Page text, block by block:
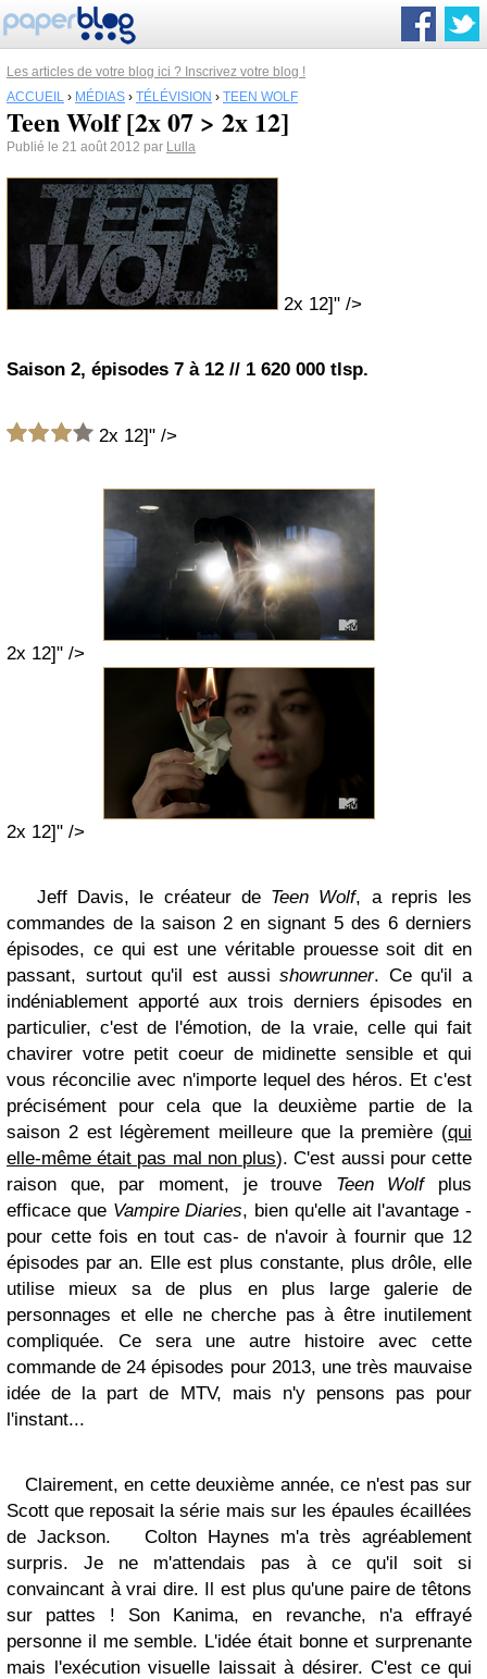
Les articles de votre blog ici ? Inscrivez votre blog !
ACCUEIL › MÉDIAS › TÉLÉVISION › TEEN WOLF
Teen Wolf [2x 07 > 2x 12]
Publié le 21 août 2012 par Lulla
2x 12]" />
Saison 2, épisodes 7 à 12 // 1 620 000 tlsp.
2x 12]" />
2x 12]" />
2x 12]" />
Jeff Davis, le créateur de Teen Wolf, a repris les
commandes de la saison 2 en signant 5 des 6 derniers
épisodes, ce qui est une véritable prouesse soit dit en
passant, surtout qu'il est aussishowrunner. Ce qu'il a
indéniablement apporté aux trois derniers épisodes en
particulier, c'est de l'émotion, de la vraie, celle qui fait
chavirer votre petit coeur de midinette sensible et qui
vous réconcilie avec n'importe lequel des héros. Et c'est
précisément pour cela que la deuxième partie de la
saison 2 est légèrement meilleure que la première (qui
elle-même était pas mal non plus). C'est aussi pour cette
raison que, par moment, je trouve Teen Wolfplus
efficace que Vampire Diaries, bien qu'elle ait l'avantage -
pour cette fois en tout cas- de n'avoir à fournir que 12
épisodes par an. Elle est plus constante, plus drôle, elle
utilise mieux sa de plus en plus large galerie de
personnages et elle ne cherche pas à être inutilement
compliquée. Ce sera une autre histoire avec cette
commande de 24 épisodes pour 2013, une très mauvaise
idée de la part de MTV, mais n'y pensons pas pour
l'instant...
Clairement, en cette deuxième année, ce n'est pas sur
Scott que reposait la série mais sur les épaules écaillées
de Jackson. Colton Haynes m'a très agréablement
surpris. Je ne m'attendais pas à ce qu'il soit si
convaincant à vrai dire. Il est plus qu'une paire de têtons
sur pattes ! Son Kanima, en revanche, n'a effrayé
personne il me semble. L'idée était bonne et surprenante
mais l'exécution visuelle laissait à désirer. C'est ce qui